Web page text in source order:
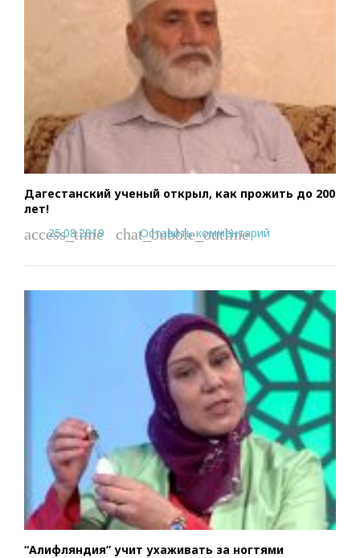
Дагестанский ученый открыл, как прожить до 200
лет!
access_time
25.08.2019 chat_bubble_outline
Оставить комментарий
“Алифляндия” учит ухаживать за ногтями